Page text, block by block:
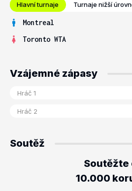
Hlavní turnaje Turnaje nižší
Montreal
Toronto WTA
Vzájemné zápasy
Soutěž
Soutěžte
10.000